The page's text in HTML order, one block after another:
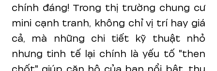
chính đáng! Trong thị trường chung cư
mini cạnh tranh, không chỉ vị trí hay giá
cả, mà những chi tiết kỹ thuật nhỏ
nhưng tinh tế lại chính là yếu tố "then